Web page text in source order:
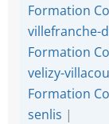
Formation
villefranche-
Formation
velizy-
Formation
senlis |